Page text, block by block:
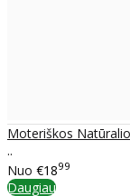
Moteriškos
..
Nuo €1899
Daugiau